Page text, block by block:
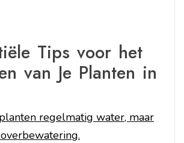
Tips voor het
van Je Planten in
regelmatig water, maar